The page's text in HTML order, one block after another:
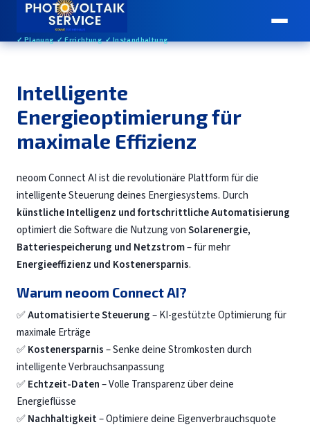
✓ Planung ✓ Errichtung ✓ Instandhaltung
Intelligente
Energieoptimierung für
maximale Effizienz
neoom Connect AI ist die revolutionäre Plattform für die
intelligente Steuerung deines Energiesystems. Durch
künstliche Intelligenz und fortschrittliche Automatisierung
optimiert die Software die Nutzung vonSolarenergie,
Batteriespeicherung und Netzstrom– für mehr
Energieeffizienz und Kostenersparnis.
Warum neoom Connect AI?
✅Automatisierte Steuerung– KI-gestützte Optimierung für
maximale Erträge
✅Kostenersparnis– Senke deine Stromkosten durch
intelligente Verbrauchsanpassung
✅Echtzeit-Daten– Volle Transparenz über deine
Energieflüsse
✅Nachhaltigkeit– Optimiere deine Eigenverbrauchsquote